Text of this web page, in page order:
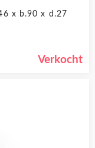
x b.90 x d.27
Verkocht